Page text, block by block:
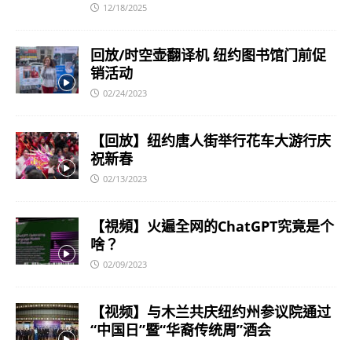
12/18/2025
回放/时空壶翻译机 纽约图书馆门前促
销活动
02/24/2023
【回放】纽约唐人街举行花车大游行庆
祝新春
02/13/2023
【視頻】火遍全网的ChatGPT究竟是个
啥？
02/09/2023
【视频】与木兰共庆纽约州参议院通过
“中国日”暨“华裔传统周”酒会